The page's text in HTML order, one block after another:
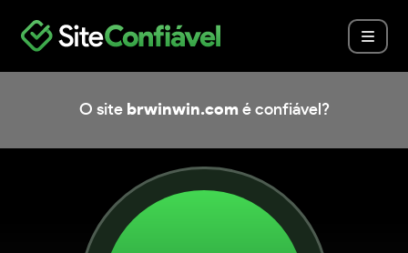
O site brwinwin.com é confiável?